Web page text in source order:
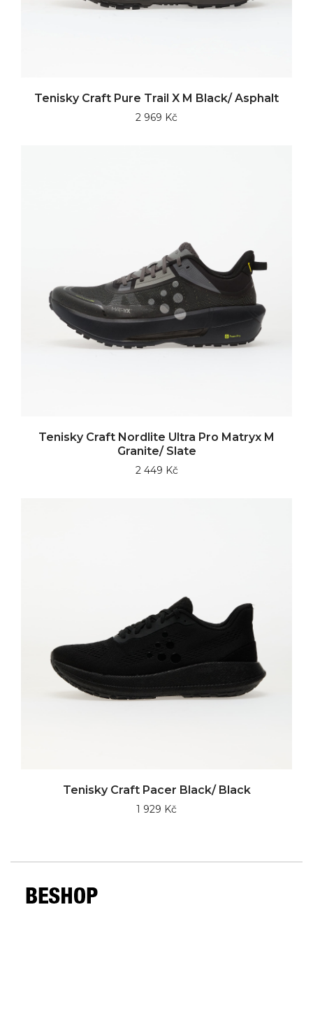
Tenisky Craft Pure Trail X M Black/ Asphalt
2 969 Kč
Tenisky Craft Nordlite Ultra Pro Matryx M
Granite/ Slate
2 449 Kč
Tenisky Craft Pacer Black/ Black
1 929 Kč